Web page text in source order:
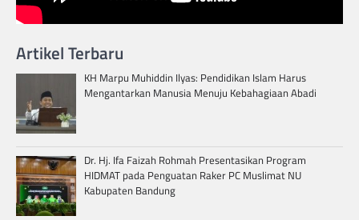
Artikel Terbaru
KH Marpu Muhiddin Ilyas: Pendidikan Islam Harus
Mengantarkan Manusia Menuju Kebahagiaan Abadi
Dr. Hj. Ifa Faizah Rohmah Presentasikan Program
HIDMAT pada Penguatan Raker PC Muslimat NU
Kabupaten Bandung